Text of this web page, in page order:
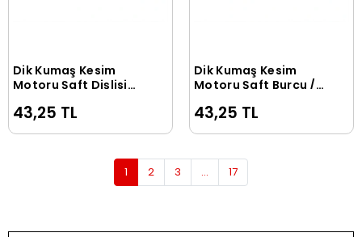
Sepete Ekle
Dik Kumaş Kesim
Motoru Şaft Dişlisi
43,25 TL
Sepete Ekle
Dik Kumaş Kesim
Motoru Şaft Burcu /
43,25 TL
1 2 3 ... 17